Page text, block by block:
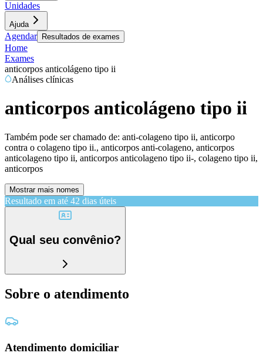
Unidades
Ajuda
Agendar Resultados de exames
Home
Exames
anticorpos anticolágeno tipo ii
Análises clínicas
anticorpos anticolágeno tipo ii
Também pode ser chamado de: anti-colageno tipo ii, anticorpo
contra o colageno tipo ii., anticorpos anti-colageno, anticorpos
anticolageno tipo ii, anticorpos anticolageno tipo ii-, colageno tipo ii,
anticorpos
Mostrar mais nomes
Resultado em até 42 dias úteis
Qual seu convênio?
Sobre o atendimento
Atendimento domiciliar